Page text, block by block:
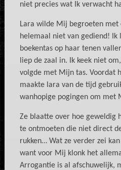
niet precies wat Ik verwacht
Lara wilde Mij begroeten met
helemaal niet van gediend!
boekentas op haar tenen
liep de zaal in. Ik keek niet
volgde met Mijn tas. Voordat
maakte lara van de tijd
wanhopige pogingen om met
Ze blaatte over hoe geweldig
te ontmoeten die niet direct
rukken… Wat ze verder zei
want voor Mij klonk het
Arrogantie is al afschuwelijk,